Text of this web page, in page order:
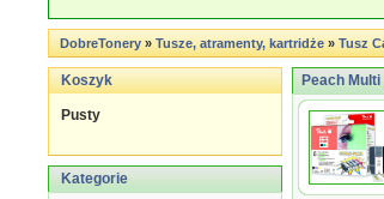
DobreTonery»Tusze, atramenty, kartridże»Tusz
Koszyk
Pusty
Kategorie
Peach